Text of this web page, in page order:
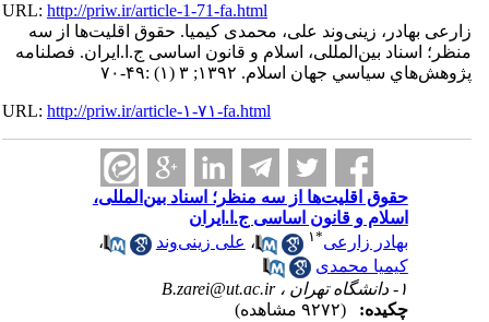
URL:http://priw.ir/article-1-71-fa.html
زارعی بهادر، زینی‌وند علی، محمدی کیمیا. حقوق اقلیت‌ها از سه
منظر؛ اسناد بین‌المللی، اسلام و قانون اساسی ج.ا.ایران. فصلنامه
پژوهش‌هاي سياسي جهان اسلام. ۱۳۹۲; ۳ (۱) :۴۹-۷۰
URL:http://priw.ir/article-۱-۷۱-fa.html
حقوق اقلیت‌ها از سه منظر؛ اسناد بین‌المللی،
اسلام و قانون اساسی ج.ا.ایران
بهادر زارعی
۱ ،علی زینی‌وند
،
کیمیا محمدی
B.zarei@ut.ac.ir
چکیده: